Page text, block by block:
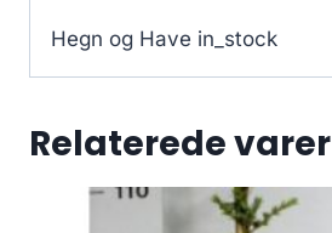
Hegn og Have in_stock
Relaterede varer